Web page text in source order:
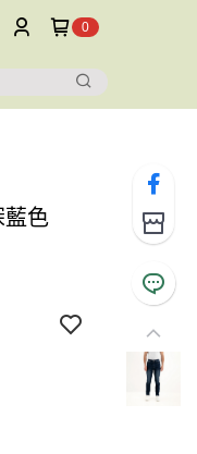
0
藍色